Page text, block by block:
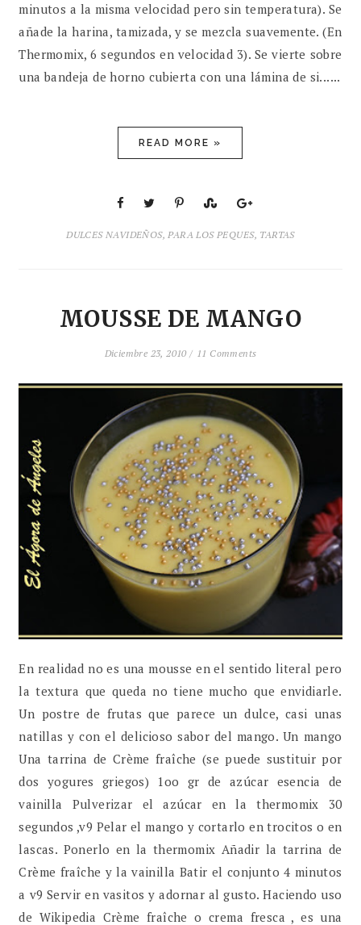
minutos a la misma velocidad pero sin temperatura). Se
añade la harina, tamizada, y se mezcla suavemente. (En
Thermomix, 6 segundos en velocidad 3). Se vierte sobre
una bandeja de horno cubierta con una lámina de si......
READ MORE »
DULCES NAVIDEÑOS,PARA LOS PEQUES, TARTAS
MOUSSE DE MANGO
Diciembre 23, 2010 / 11 Comments
En realidad no es una mousse en el sentido literal pero
la textura que queda no tiene mucho que envidiarle.
Un postre de frutas que parece un dulce, casi unas
natillas y con el delicioso sabor del mango. Un mango
Una tarrina de Crème fraîche (se puede sustituir por
dos yogures griegos) 1oo gr de azúcar esencia de
vainilla Pulverizar el azúcar en la thermomix 30
segundos ,v9 Pelar el mango y cortarlo en trocitos o en
lascas. Ponerlo en la thermomix Añadir la tarrina de
Crème fraîche y la vainilla Batir el conjunto 4 minutos
a v9 Servir en vasitos y adornar al gusto. Haciendo uso
de Wikipedia Crème fraîche o crema fresca , es una